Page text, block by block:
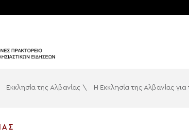
Εκκλησία της Αλβανίας \ Η Εκκλησία της Αλβανίας